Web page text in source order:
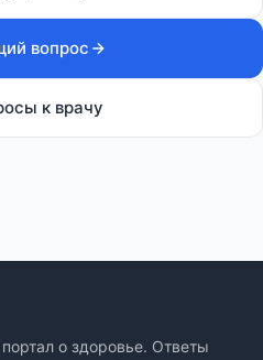
вопрос
к врачу
о здоровье. Ответы